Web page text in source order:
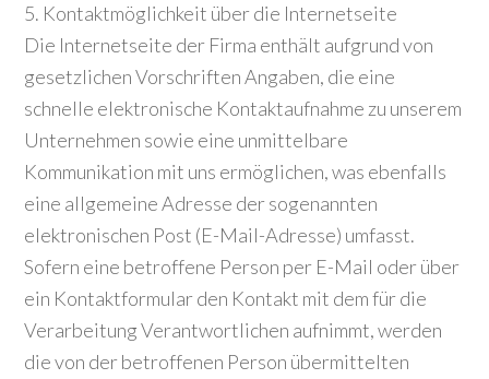
5. Kontaktmöglichkeit über die Internetseite
Die Internetseite der Firma enthält aufgrund von
gesetzlichen Vorschriften Angaben, die eine
schnelle elektronische Kontaktaufnahme zu unserem
Unternehmen sowie eine unmittelbare
Kommunikation mit uns ermöglichen, was ebenfalls
eine allgemeine Adresse der sogenannten
elektronischen Post (E-Mail-Adresse) umfasst.
Sofern eine betroffene Person per E-Mail oder über
ein Kontaktformular den Kontakt mit dem für die
Verarbeitung Verantwortlichen aufnimmt, werden
die von der betroffenen Person übermittelten